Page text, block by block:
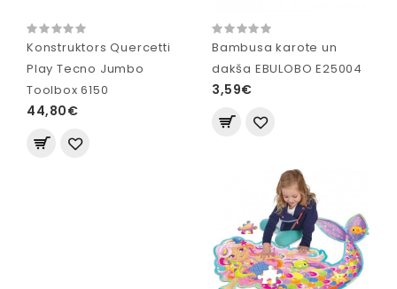
Konstruktors Quercetti
Play Tecno Jumbo
Toolbox 6150
44,80€
Bambusa karote un
dakša EBULOBO E25004
3,59€